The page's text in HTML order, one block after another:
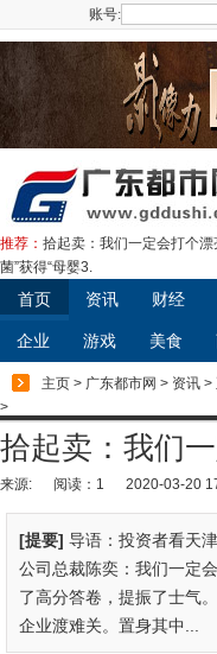
账号:
推荐： 拾起卖：我们一定会打个漂
菌”获得“母婴3.
首页 资讯 财经
企业 游戏 美食
主页 > 广东都市网 > 资讯 >
>
拾起卖：我们
来源: 阅读：1 2020-03-20
[提要] 导语：投资者看天
公司总裁陈奕：我们一定
了高分答卷，提振了士气
企业渡难关。置身其中...